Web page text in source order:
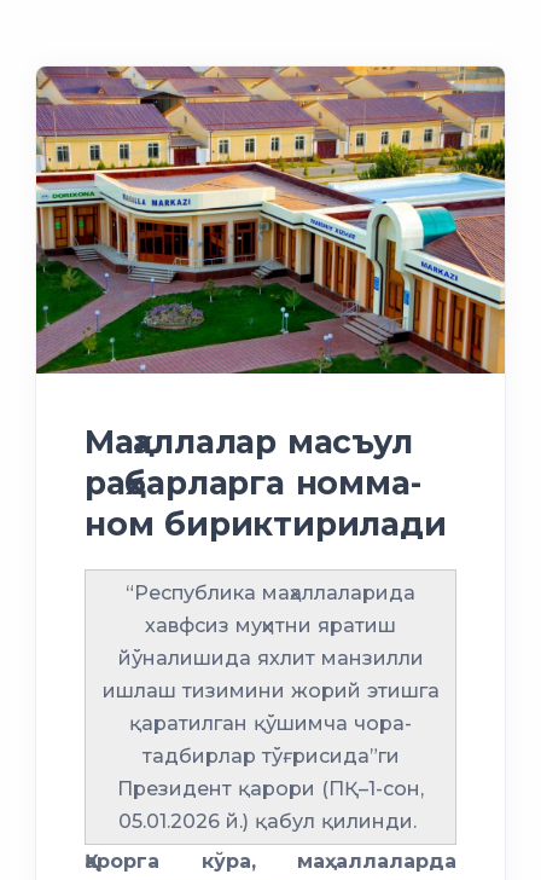
Маҳаллалар масъул
раҳбарларга номма-
ном бириктирилади
“Республика маҳаллаларида
хавфсиз муҳитни яратиш
йўналишида яхлит манзилли
ишлаш тизимини жорий этишга
қаратилган қўшимча чора-
тадбирлар тўғрисида”ги
Президент қарори (ПҚ–1-сон,
05.01.2026 й.) қабул қилинди.
Қарорга кўра, маҳаллаларда